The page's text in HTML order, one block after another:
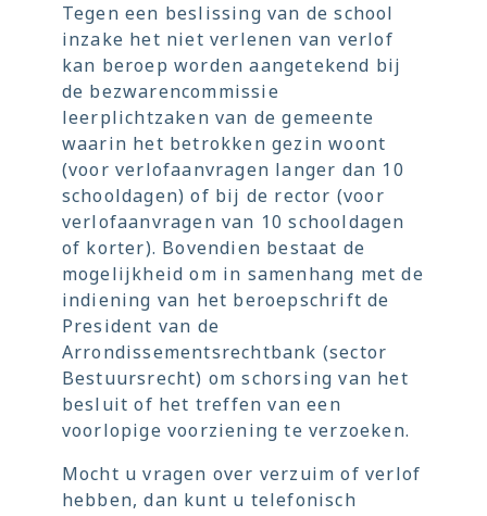
Tegen een beslissing van de school
inzake het niet verlenen van verlof
kan beroep worden aangetekend bij
de bezwarencommissie
leerplichtzaken van de gemeente
waarin het betrokken gezin woont
(voor verlofaanvragen langer dan 10
schooldagen) of bij de rector (voor
verlofaanvragen van 10 schooldagen
of korter). Bovendien bestaat de
mogelijkheid om in samenhang met de
indiening van het beroepschrift de
President van de
Arrondissementsrechtbank (sector
Bestuursrecht) om schorsing van het
besluit of het treffen van een
voorlopige voorziening te verzoeken.
Mocht u vragen over verzuim of verlof
hebben, dan kunt u telefonisch